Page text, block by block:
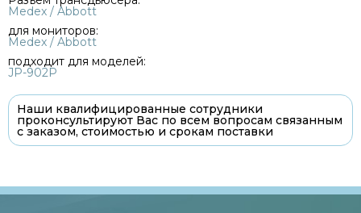
Medex / Abbott
для мониторов:
Medex / Abbott
подходит для моделей:
JP-902P
Наши квалифицированные сотрудники
проконсультируют Вас по всем вопросам связанным
с заказом, стоимостью и срокам поставки